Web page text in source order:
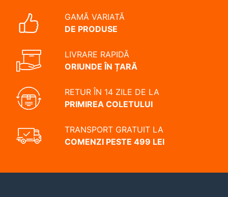
GAMĂ VARIATĂ
DE PRODUSE
LIVRARE RAPIDĂ
ORIUNDE ÎN ȚARĂ
RETUR ÎN 14 ZILE DE LA
PRIMIREA COLETULUI
TRANSPORT GRATUIT LA
COMENZI PESTE 499 LEI